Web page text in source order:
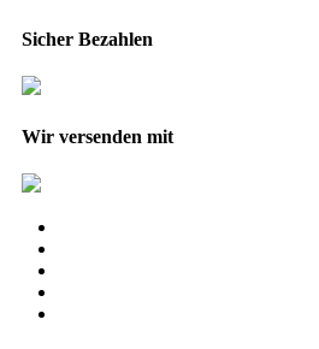
Sicher Bezahlen
Wir versenden mit